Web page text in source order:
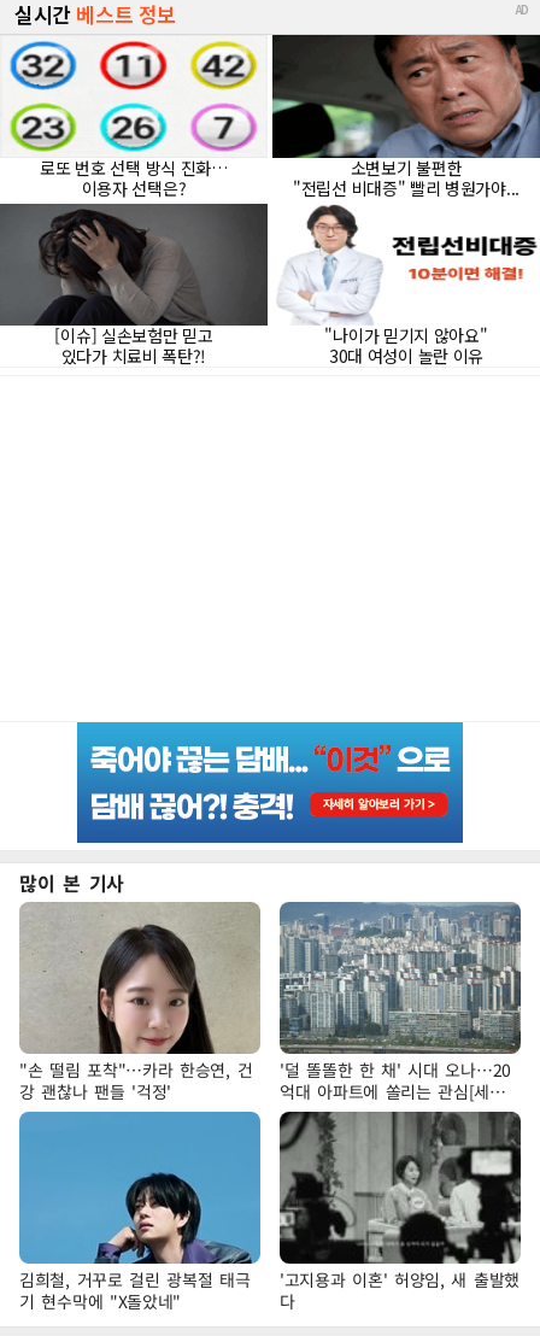
많이 본 기사
"손 떨림 포착"…카라 한승연, 건
강 괜찮나 팬들 '걱정'
'덜 똘똘한 한 채' 시대 오나…20
억대 아파트에 쏠리는 관심[세제
개편, 그 이후②]
김희철, 거꾸로 걸린 광복절 태극
기 현수막에 "X돌았네"
'고지용과 이혼' 허양임, 새 출발했
다